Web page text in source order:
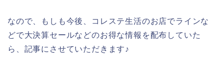
なので、もしも今後、コレステ生活のお店でラインな
どで大決算セールなどのお得な情報を配布していた
ら、記事にさせていただきます♪